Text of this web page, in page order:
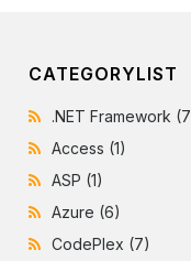
CATEGORYLIST
.NET Framework
Access (1)
ASP (1)
Azure (6)
CodePlex (7)